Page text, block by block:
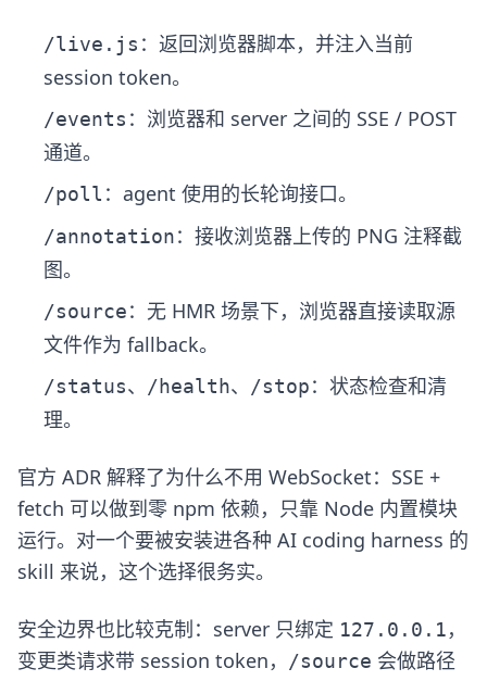
/live.js ：返回浏览器脚本，并注入当前
session token。
/events ：浏览器和 server 之间的 SSE / POST
通道。
/poll ：agent 使用的长轮询接口。
/annotation：接收浏览器上传的 PNG 注释截
图。
/source：无 HMR 场景下，浏览器直接读取源
文件作为 fallback。
/status、 /health、 /stop：状态检查和清
理。
官方 ADR 解释了为什么不用 WebSocket：SSE +
fetch 可以做到零 npm 依赖，只靠 Node 内置模块
运行。对一个要被安装进各种 AI coding harness 的
skill 来说，这个选择很务实。
安全边界也比较克制：server 只绑定 127.0.0.1，
变更类请求带 session token，
/source 会做路径